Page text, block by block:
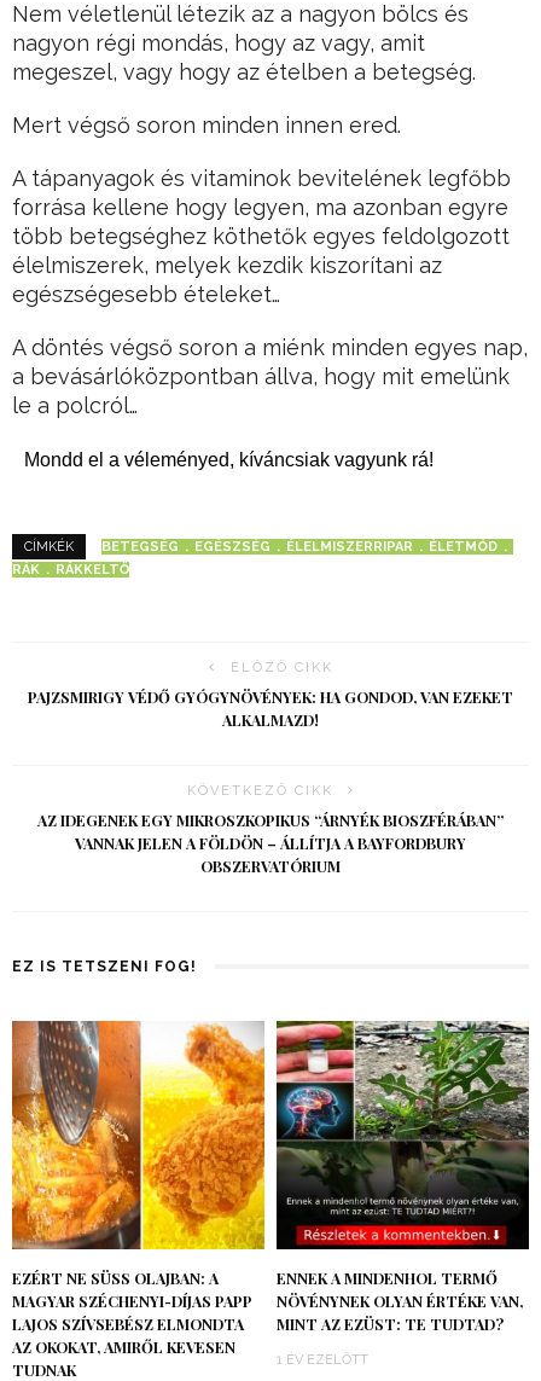
Nem véletlenül létezik az a nagyon bölcs és
nagyon régi mondás, hogy az vagy, amit
megeszel, vagy hogy az ételben a betegség.
Mert végső soron minden innen ered.
A tápanyagok és vitaminok bevitelének legfőbb
forrása kellene hogy legyen, ma azonban egyre
több betegséghez köthetők egyes feldolgozott
élelmiszerek, melyek kezdik kiszorítani az
egészségesebb ételeket…
A döntés végső soron a miénk minden egyes nap,
a bevásárlóközpontban állva, hogy mit emelünk
le a polcról…
Mondd el a véleményed, kíváncsiak vagyunk rá!
CÍMKÉK BETEGSÉG EGÉSZSÉG ÉLELMISZERRIPAR
ÉLETMÓD
RÁK
RÁKKELTŐ
ELŐZŐ CIKK
PAJZSMIRIGY VÉDŐ GYÓGYNÖVÉNYEK: HA GONDOD, VAN EZEKET
ALKALMAZD!
KÖVETKEZŐ CIKK
AZ IDEGENEK EGY MIKROSZKOPIKUS “ÁRNYÉK BIOSZFÉRÁBAN”
VANNAK JELEN A FÖLDÖN – ÁLLÍTJA A BAYFORDBURY
OBSZERVATÓRIUM
EZ IS TETSZENI FOG!
EZÉRT NE SÜSS OLAJBAN: A
MAGYAR SZÉCHENYI-DÍJAS PAPP
LAJOS SZÍVSEBÉSZ ELMONDTA
AZ OKOKAT, AMIRŐL KEVESEN
TUDNAK
ENNEK A MINDENHOL TERMŐ
NÖVÉNYNEK OLYAN ÉRTÉKE VAN,
MINT AZ EZÜST: TE TUDTAD?
1 ÉV EZELŐTT